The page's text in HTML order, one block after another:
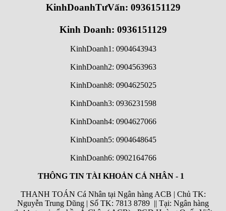
KinhDoanhTưVấn: 0936151129
Kinh Doanh: 0936151129
KinhDoanh1: 0904643943
KinhDoanh2: 0904563963
KinhDoanh8: 0904625025
KinhDoanh3: 0936231598
KinhDoanh4: 0904627066
KinhDoanh5: 0904648645
KinhDoanh6: 0902164766
THÔNG TIN TÀI KHOẢN CÁ NHÂN - 1
THANH TOÁN Cá Nhân tại Ngân hàng ACB | Chủ TK:
Nguyễn Trung Dũng | Số TK: 7813 8789 || Tại: Ngân hàng